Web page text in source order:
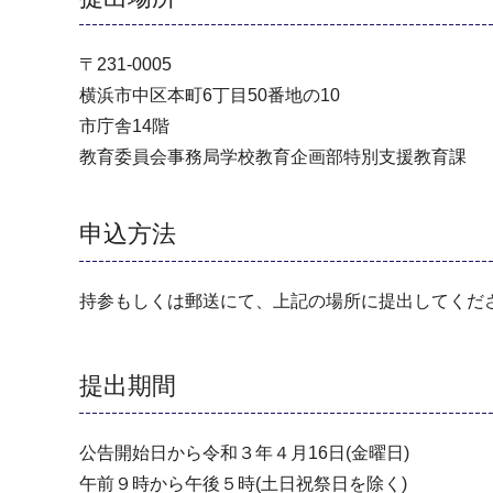
〒231-0005
横浜市中区本町6丁目50番地の10
市庁舎14階
教育委員会事務局学校教育企画部特別支援教育課
申込方法
持参もしくは郵送にて、上記の場所に提出してくだ
提出期間
公告開始日から令和３年４月16日(金曜日)
午前９時から午後５時(土日祝祭日を除く)